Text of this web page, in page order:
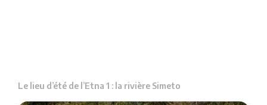
Le lieu d’été de l’Etna 1 : la rivière Simeto